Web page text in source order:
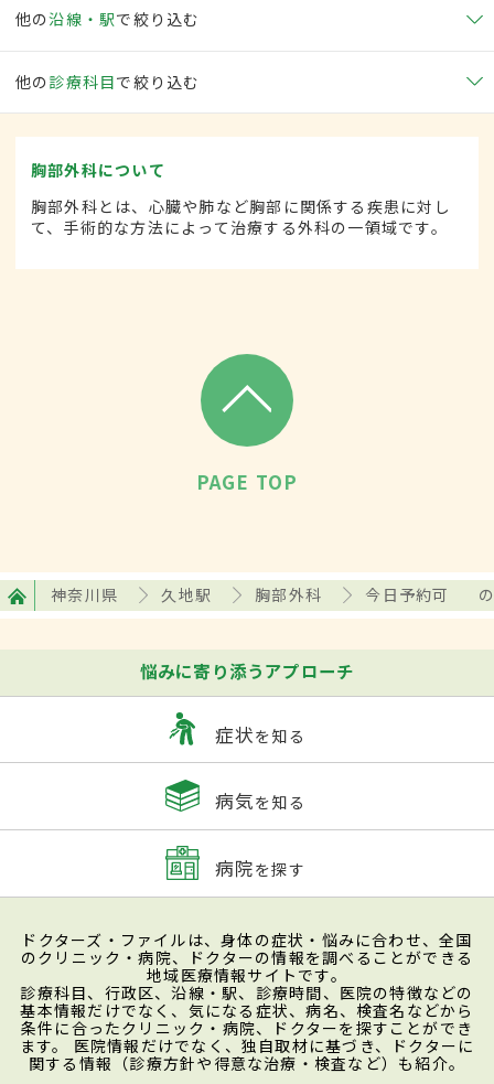
他の沿線・駅で絞り込む
他の 診療科目で絞り込む
胸部外科について
胸部外科とは、心臓や肺など胸部に関係する疾患に対し
て、手術的な方法によって治療する外科の一領域です。
PAGE TOP
神奈川県 久地駅 胸部外科 今日予約可
悩みに寄り添うアプローチ
症状を知る
病気を知る
病院を探す
ドクターズ・ファイルは、身体の症状・悩みに合わせ、全国
のクリニック・病院、ドクターの情報を調べることができる
地域医療情報サイトです。
診療科目、行政区、沿線・駅、診療時間、医院の特徴などの
基本情報だけでなく、気になる症状、病名、検査名などから
条件に合ったクリニック・病院、ドクターを探すことができ
ます。 医院情報だけでなく、独自取材に基づき、ドクターに
関する情報（診療方針や得意な治療・検査など）も紹介。